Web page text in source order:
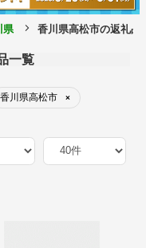
県 香川県高松市の返礼品
一覧
香川県高松市 ×